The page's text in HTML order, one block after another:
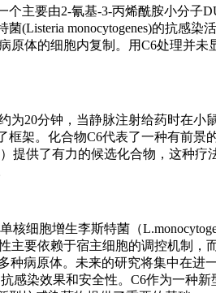
主要由2-氰基-3-丙烯酰胺小分子
(Listeria monocytogenes)的抗感染
体的细胞内复制。用C6处理并未
20分钟，当静脉注射给药时在小
架。化合物C6代表了一种有前景
提供了有力的候选化合物，这种疗
核细胞增生李斯特菌（
主要依赖于宿主细胞的调控机制，
病原体。未来的研究将集中在进
感染效果和安全性。C6作为一种